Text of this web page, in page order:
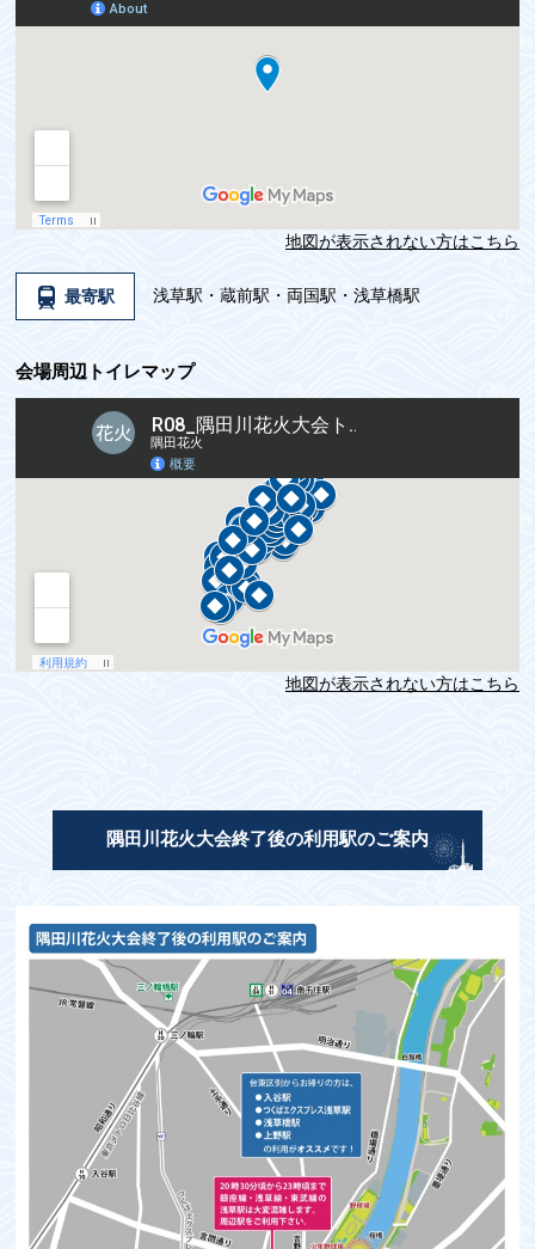
地図が表示されない方はこちら
最寄駅 浅草駅・蔵前駅・両国駅・浅草橋駅
会場周辺トイレマップ
地図が表示されない方はこちら
隅田川花火大会終了後の利用駅のご案内